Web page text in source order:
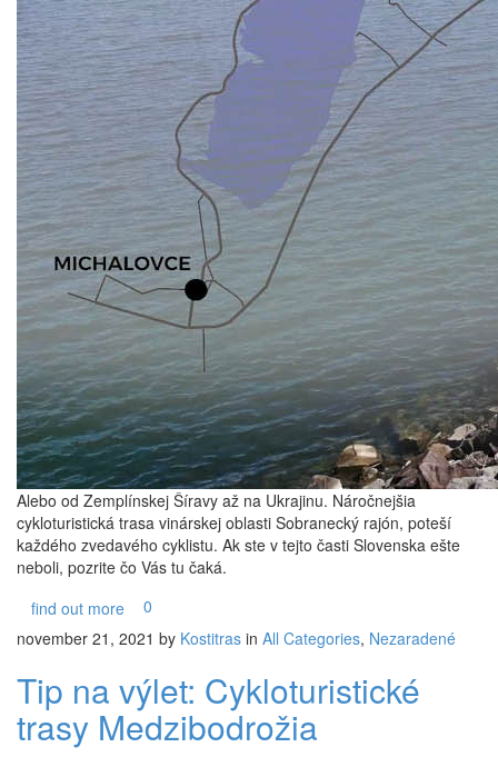
Alebo od Zemplínskej Šíravy až na Ukrajinu. Náročnejšia
cykloturistická trasa vinárskej oblasti Sobranecký rajón, poteší
každého zvedavého cyklistu. Ak ste v tejto časti Slovenska ešte
neboli, pozrite čo Vás tu čaká.
find out more
0
november 21, 2021 by Kostitras in All Categories, Nezaradené
Tip na výlet: Cykloturistické
trasy Medzibodrožia